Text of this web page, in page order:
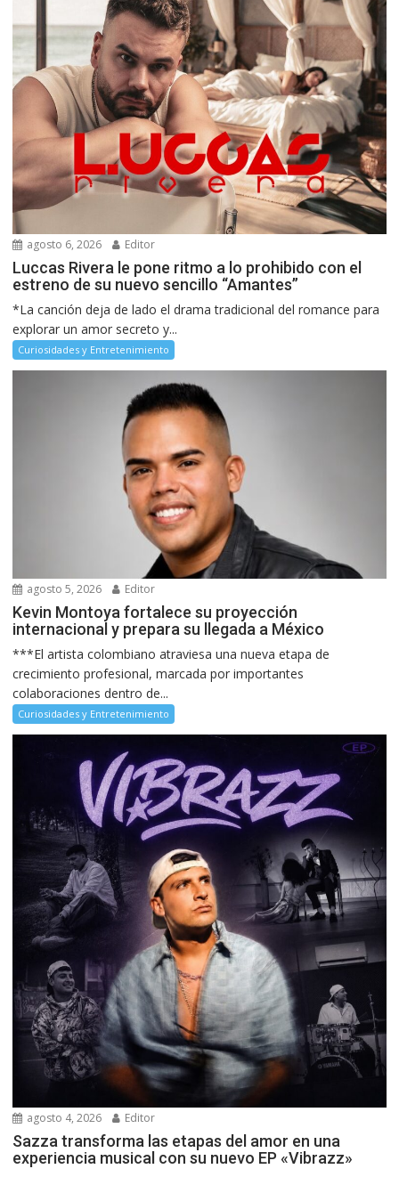
agosto 6, 2026 Editor
Luccas Rivera le pone ritmo a lo prohibido con el
estreno de su nuevo sencillo “Amantes”
*La canción deja de lado el drama tradicional del romance para
explorar un amor secreto y...
Curiosidades y Entretenimiento
agosto 5, 2026 Editor
Kevin Montoya fortalece su proyección
internacional y prepara su llegada a México
***El artista colombiano atraviesa una nueva etapa de
crecimiento profesional, marcada por importantes
colaboraciones dentro de...
Curiosidades y Entretenimiento
agosto 4, 2026 Editor
Sazza transforma las etapas del amor en una
experiencia musical con su nuevo EP «Vibrazz»